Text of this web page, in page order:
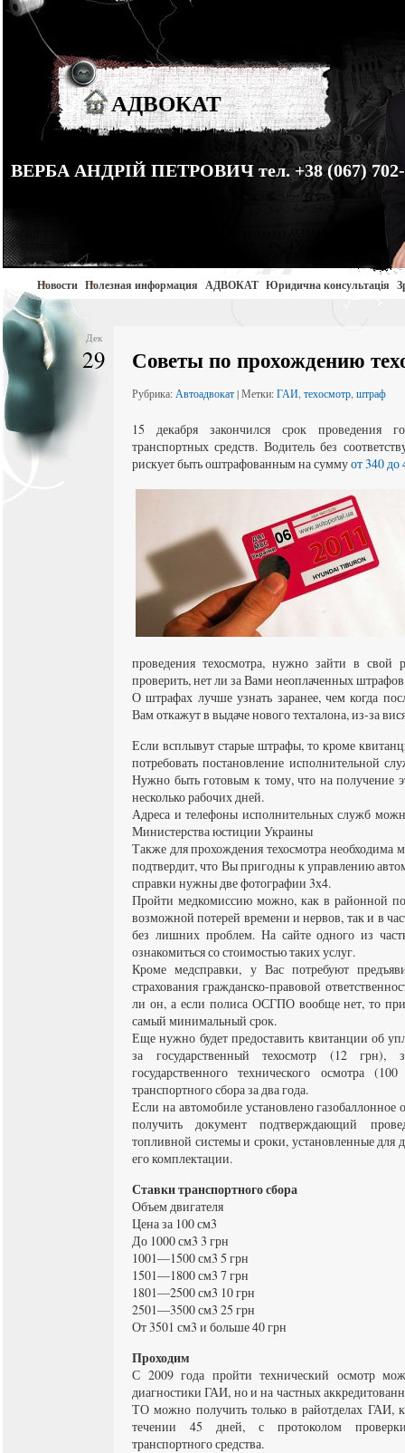
АДВОКАТ
ВЕРБА АНДРІЙ ПЕТРОВИЧ тел. +38 (067) 702-
Новости Полезная информация АДВОКАТ Юридична консультація
Дек
29 Советы по прохождению
Рубрика: Автоадвокат| Метки: ГАИ техосмотр штраф
15 декабря закончился срок проведения
транспортных средств. Водитель без
рискует быть оштрафованным на суммуот 340 до
проведения техосмотра, нужно зайти в свой
проверить, нет ли за Вами неоплаченных
О штрафах лучше узнать заранее, чем когда
Вам откажут в выдаче нового техталона, из-за
Если всплывут старые штрафы, то кроме
потребовать постановление исполнительной
Нужно быть готовым к тому, что на получение
несколько рабочих дней.
Адреса и телефоны исполнительных служб
Министерства юстиции Украины
Также для прохождения техосмотра необходима
подтвердит, что Вы пригодны к управлению
справки нужны две фотографии 3х4.
Пройти медкомиссию можно, как в районной
возможной потерей времени и нервов, так и в
без лишних проблем. На сайте одного из
ознакомиться со стоимостью таких услуг.
Кроме медсправки, у Вас потребуют
страхования гражданско-правовой
ли он, а если полиса ОСГПО вообще нет, то
самый минимальный срок.
Еще нужно будет предоставить квитанции об
за государственный техосмотр (12
государственного технического осмотра
транспортного сбора за два года.
Если на автомобиле установлено газобаллонное
получить документ подтверждающий
топливной системы и сроки, установленные для
его комплектации.
Ставки транспортного сбора
Объем двигателя
Цена за 100 см3
До 1000 см3 3 грн
1001—1500 см3 5 грн
1501—1800 см3 7 грн
1801—2500 см3 10 грн
2501—3500 см3 25 грн
От 3501 см3 и больше 40 грн
Проходим
С 2009 года пройти технический осмотр
диагностики ГАИ, но и на частных
ТО можно получить только в райотделах ГАИ,
течении 45 дней, с протоколом проверки
транспортного средства.